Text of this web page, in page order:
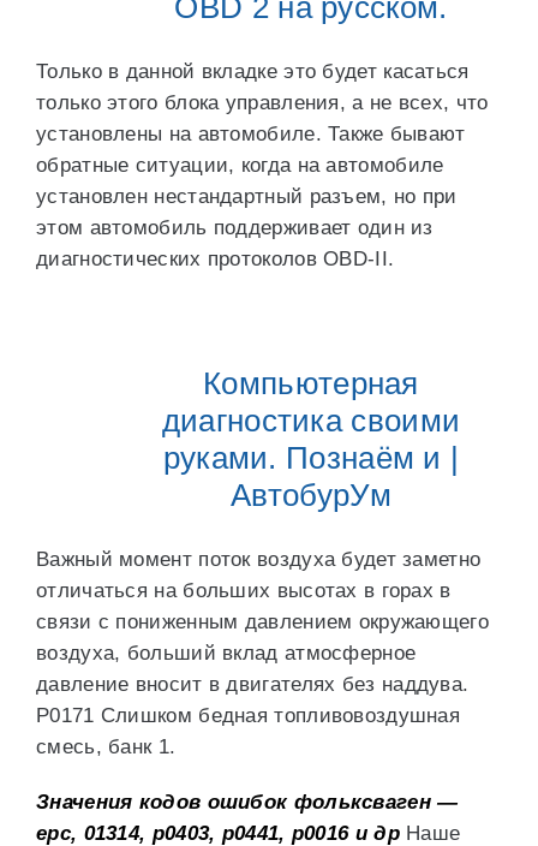
OBD 2 на русском.
Только в данной вкладке это будет касаться
только этого блока управления, а не всех, что
установлены на автомобиле. Также бывают
обратные ситуации, когда на автомобиле
установлен нестандартный разъем, но при
этом автомобиль поддерживает один из
диагностических протоколов OBD-II.
Компьютерная
диагностика своими
руками. Познаём и |
АвтобурУм
Важный момент поток воздуха будет заметно
отличаться на больших высотах в горах в
связи с пониженным давлением окружающего
воздуха, больший вклад атмосферное
давление вносит в двигателях без наддува.
P0171 Слишком бедная топливовоздушная
смесь, банк 1.
Значения кодов ошибок фольксваген —
ерс, 01314, р0403, р0441, р0016 и дрНаше